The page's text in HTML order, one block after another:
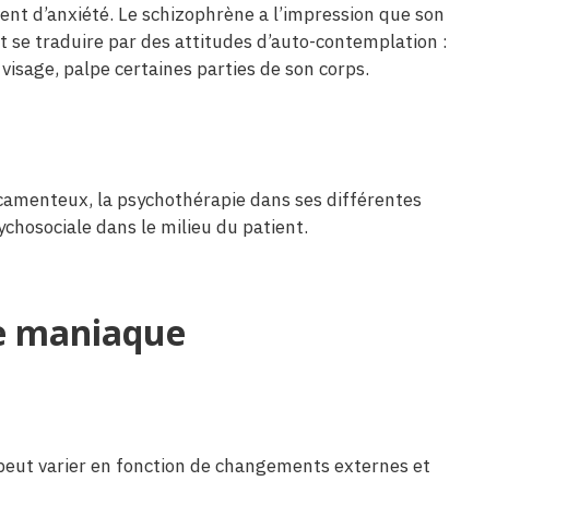
d’anxiété. Le schizophrène a l’impression que son
se traduire par des attitudes d’auto-contemplation :
palpe certaines parties de son corps.
la psychothérapie dans ses différentes
dans le milieu du patient.
maniaque
varier en fonction de changements externes et